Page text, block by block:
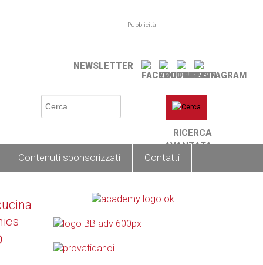
Pubblicità
NEWSLETTER
RICERCA
AVANZATA
Contenuti sponsorizzati Contatti